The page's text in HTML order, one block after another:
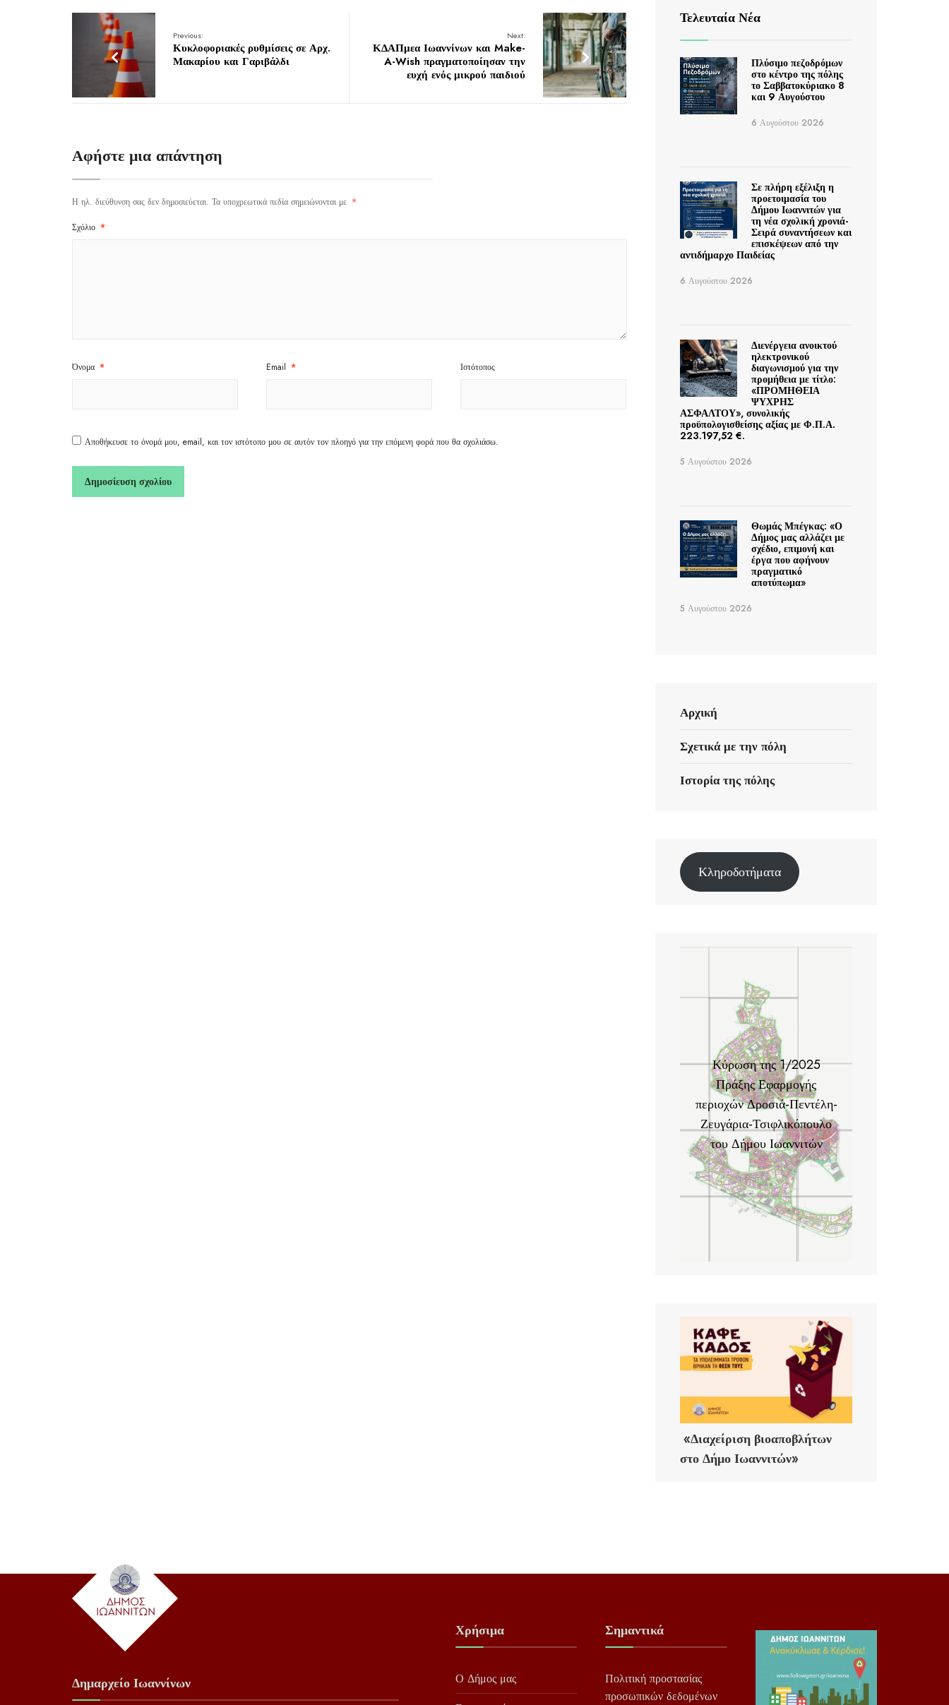
Previous:
Κυκλοφοριακές ρυθμίσεις σε Αρχ.
Μακαρίου και Γαριβάλδι
Next:
ΚΔΑΠμεα Ιωαννίνων και Make-
A-Wish πραγματοποίησαν την
ευχή ενός μικρού παιδιού
Αφήστε μια απάντηση
Η ηλ. διεύθυνση σας δεν δημοσιεύεται. Τα υποχρεωτικά πεδία σημειώνονται με *
Σχόλιο *
Όνομα * Email * Ιστότοπος
Αποθήκευσε το όνομά μου, email, και τον ιστότοπο μου σε αυτόν τον πλοηγό για την επόμενη φορά που θα σχολιάσω.
Τελευταία Νέα
Πλύσιμο πεζοδρόμων
στο κέντρο της πόλης
το Σαββατοκύριακο 8
και 9 Αυγούστου
6 Αυγούστου 2026
Σε πλήρη εξέλιξη η
προετοιμασία του
Δήμου Ιωαννιτών για
τη νέα σχολική χρονιά-
Σειρά συναντήσεων και
επισκέψεων από την
αντιδήμαρχο Παιδείας
6 Αυγούστου 2026
Διενέργεια ανοικτού
ηλεκτρονικού
διαγωνισμού για την
προμήθεια με τίτλο:
«ΠΡΟΜΗΘΕΙΑ
ΨΥΧΡΗΣ
ΑΣΦΑΛΤΟΥ», συνολικής
προϋπολογισθείσης αξίας με Φ.Π.Α.
223.197,52 €.
5 Αυγούστου 2026
Θωμάς Μπέγκας: «Ο
Δήμος μας αλλάζει με
σχέδιο, επιμονή και
έργα που αφήνουν
πραγματικό
αποτύπωμα»
5 Αυγούστου 2026
Αρχική
Σχετικά με την πόλη
Ιστορία της πόλης
Κληροδοτήματα
Κύρωση της 1/2025
Πράξης Εφαρμογής
περιοχών Δροσιά-Πεντέλη-
Ζευγάρια-Τσιφλικόπουλο
του Δήμου Ιωαννιτών
«Διαχείριση βιοαποβλήτων
στο Δήμο Ιωαννιτών»
Δημαρχείο Ιωαννίνων
Χρήσιμα
Ο Δήμος μας
Σημαντικά
Πολιτική προστασίας
προσωπικών δεδομένων